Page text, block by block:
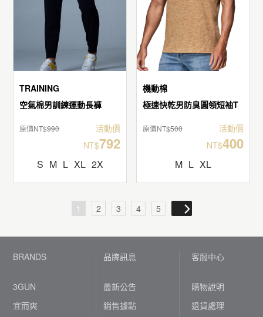
TRAINING
空氣棉男訓練運動長褲
原價NT$990
活動價
NT$792
S M L XL 2X
機動棉
極速快乾男防臭圓領短袖T
原價NT$500
活動價
NT$400
M L XL
1 2 3 4 5
BRANDS
3GUN
宜而爽
品牌訊息
最新公告
銷售據點
客服中心
購物說明
退貨處理